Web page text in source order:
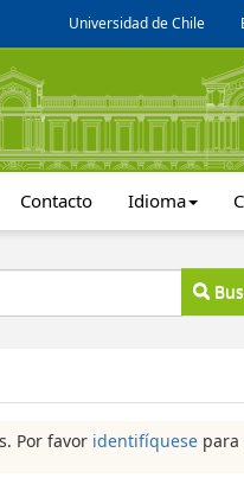
Universidad de Chile
Contacto Idioma
Por favor identifíquese para